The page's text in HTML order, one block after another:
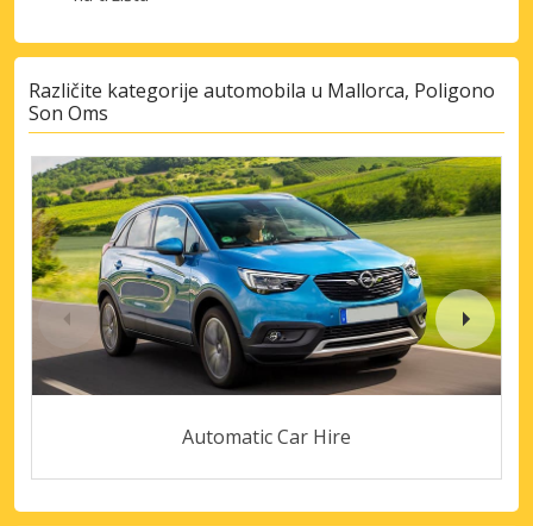
Različite kategorije automobila u Mallorca, Poligono
Son Oms
Automatic Car Hire